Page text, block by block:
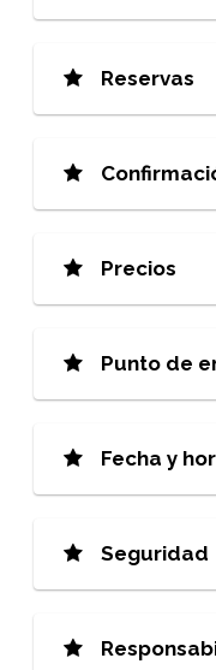
Reservas
Precios
Punto de
Fecha y
Seguridad